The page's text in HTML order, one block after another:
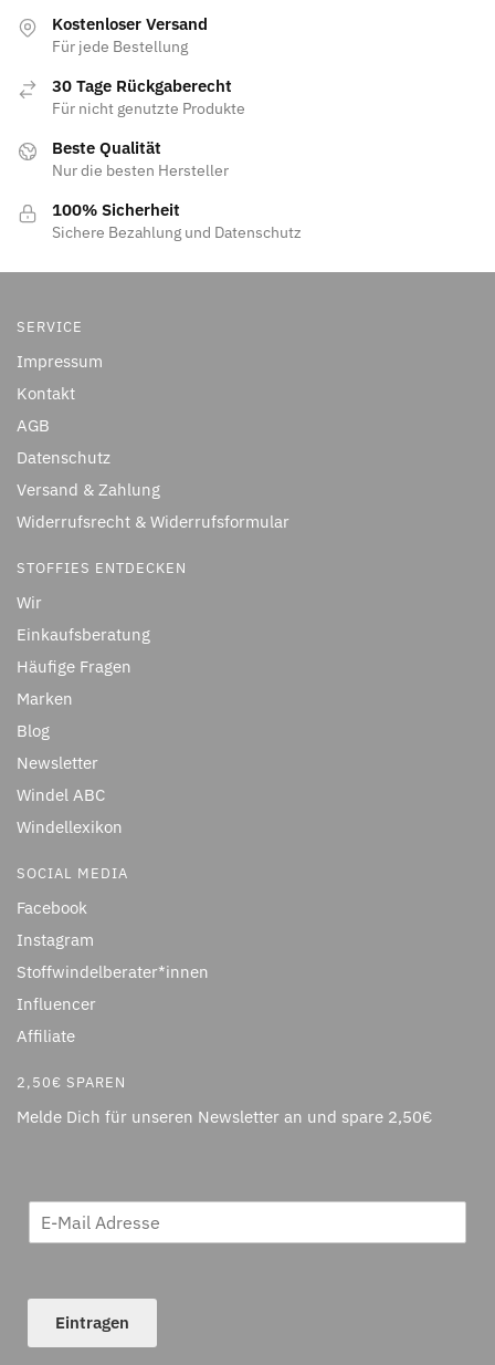
Kostenloser Versand
Für jede Bestellung
30 Tage Rückgaberecht
Für nicht genutzte Produkte
Beste Qualität
Nur die besten Hersteller
100% Sicherheit
Sichere Bezahlung und Datenschutz
SERVICE
Impressum
Kontakt
AGB
Datenschutz
Versand & Zahlung
Widerrufsrecht & Widerrufsformular
STOFFIES ENTDECKEN
Wir
Einkaufsberatung
Häufige Fragen
Marken
Blog
Newsletter
Windel ABC
Windellexikon
SOCIAL MEDIA
Facebook
Instagram
Stoffwindelberater*innen
Influencer
Affiliate
2,50€ SPAREN
Melde Dich für unseren Newsletter an und spare 2,50€
Eintragen